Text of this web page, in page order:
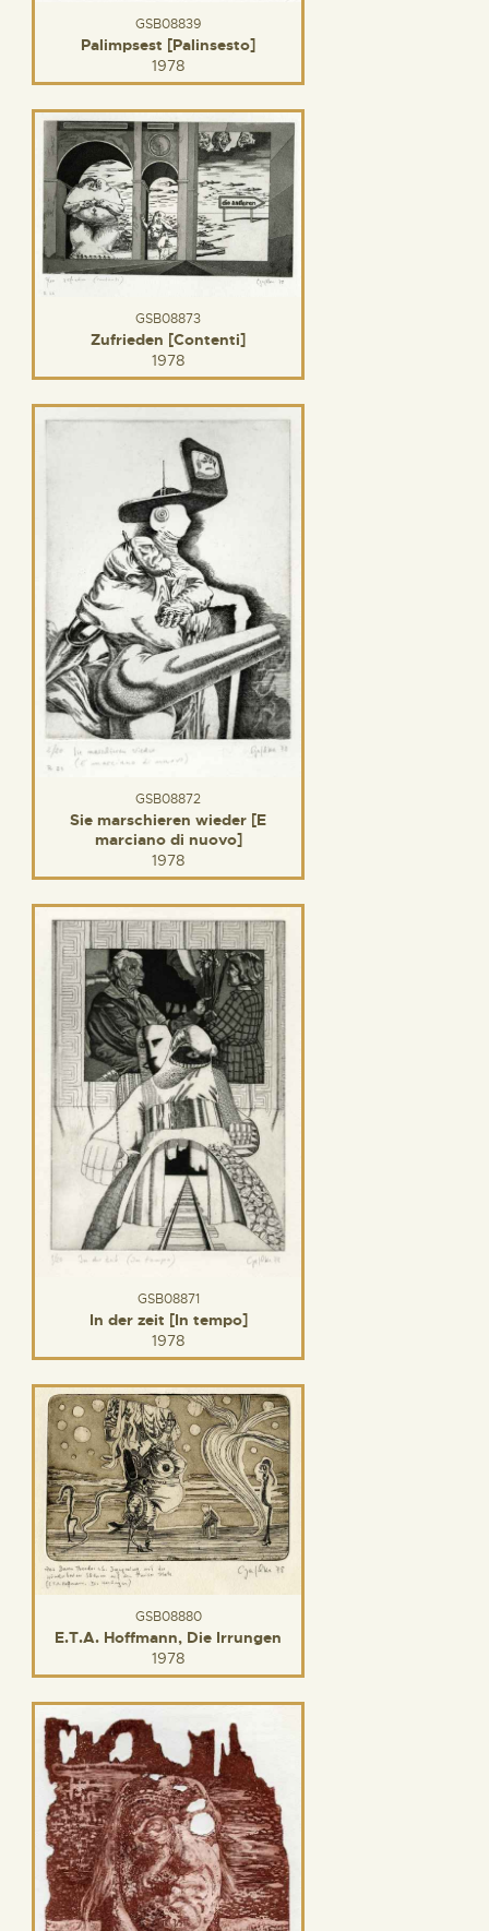
GSB08839
Palimpsest [Palinsesto]
1978
GSB08873
Zufrieden [Contenti]
1978
GSB08872
Sie marschieren wieder [E
marciano di nuovo]
1978
GSB08871
In der zeit [In tempo]
1978
GSB08880
E.T.A. Hoffmann, Die Irrungen
1978